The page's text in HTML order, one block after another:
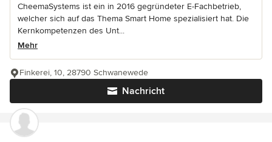
CheemaSystems ist ein in 2016 gegründeter E-Fachbetrieb,
welcher sich auf das Thema Smart Home spezialisiert hat. Die
Kernkompetenzen des Unt...
Mehr
Nachricht
Finkerei, 10, 28790 Schwanewede